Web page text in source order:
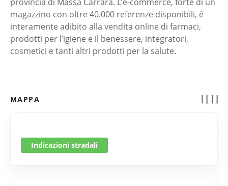
magazzino con oltre 40.000 referenze disponibili, è
interamente adibito alla vendita online di farmaci,
prodotti per l’igiene e il benessere, integratori,
cosmetici e tanti altri prodotti per la salute.
MAPPA
Indicazioni stradali